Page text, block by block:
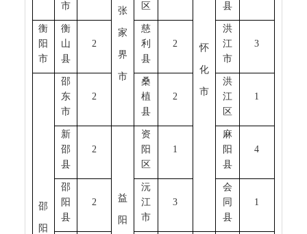
怀
化
市
市
张
家
界
市
区
县
衡
阳
市
衡
山
县
2
慈
利
县
2
洪
江
市
3
邵
阳
邵
东
市
2
桑
植
县
2
洪
江
区
1
新
邵
县
2
益
阳
资
阳
区
1
麻
阳
县
4
邵
阳
县
2
沅
江
市
3
会
同
县
1